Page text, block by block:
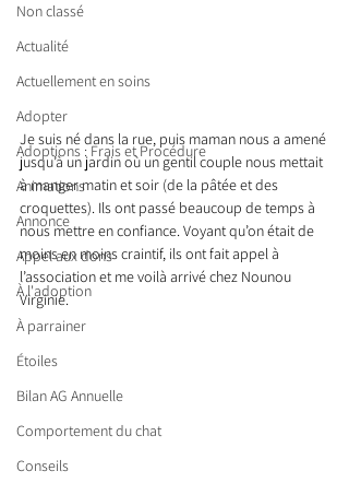
Non classé
Actualité
Actuellement en soins
Adopter
Adoptions : Frais et Procédure
Animations
Annonce
Appel aux dons
À l'adoption
À parrainer
Étoiles
Bilan AG Annuelle
Comportement du chat
Conseils
Je suis né dans la rue, puis maman nous a amené
jusqu’à un jardin où un gentil couple nous mettait
à manger matin et soir (de la pâtée et des
croquettes). Ils ont passé beaucoup de temps à
nous mettre en confiance. Voyant qu’on était de
moins en moins craintif, ils ont fait appel à
l’association et me voilà arrivé chez Nounou
Virginie.